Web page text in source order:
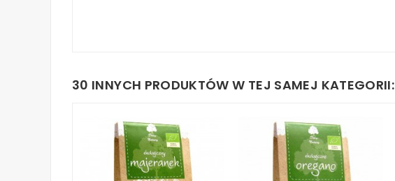
30 INNYCH PRODUKTÓW W TEJ SAMEJ KATEGORII: